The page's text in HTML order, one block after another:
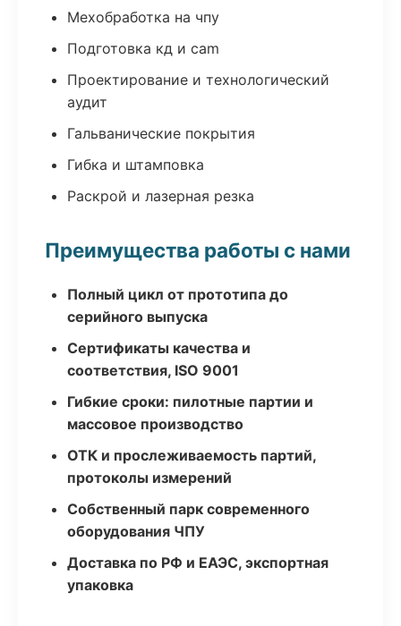
Мехобработка на чпу
Подготовка кд и cam
Проектирование и технологический
аудит
Гальванические покрытия
Гибка и штамповка
Раскрой и лазерная резка
Преимущества работы с нами
Полный цикл от прототипа до
серийного выпуска
Сертификаты качества и
соответствия, ISO 9001
Гибкие сроки: пилотные партии и
массовое производство
ОТК и прослеживаемость партий,
протоколы измерений
Собственный парк современного
оборудования ЧПУ
Доставка по РФ и ЕАЭС, экспортная
упаковка